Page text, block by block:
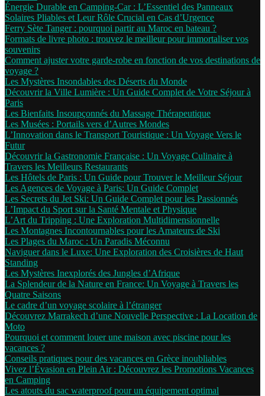
Énergie Durable en Camping-Car : L’Essentiel des Panneaux
Solaires Pliables et Leur Rôle Crucial en Cas d’Urgence
Ferry Sète Tanger : pourquoi partir au Maroc en bateau ?
Formats de livre photo : trouvez le meilleur pour immortaliser vos
souvenirs
Comment ajuster votre garde-robe en fonction de vos destinations de
voyage ?
Les Mystères Insondables des Déserts du Monde
Découvrir la Ville Lumière : Un Guide Complet de Votre Séjour à
Paris
Les Bienfaits Insoupçonnés du Massage Thérapeutique
Les Musées : Portails vers d’Autres Mondes
L’Innovation dans le Transport Touristique : Un Voyage Vers le
Futur
Découvrir la Gastronomie Française : Un Voyage Culinaire à
Travers les Meilleurs Restaurants
Les Hôtels de Paris : Un Guide pour Trouver le Meilleur Séjour
Les Agences de Voyage à Paris: Un Guide Complet
Les Secrets du Jet Ski: Un Guide Complet pour les Passionnés
L’Impact du Sport sur la Santé Mentale et Physique
L’Art du Tripping : Une Exploration Multidimensionnelle
Les Montagnes Incontournables pour les Amateurs de Ski
Les Plages du Maroc : Un Paradis Méconnu
Naviguer dans le Luxe: Une Exploration des Croisières de Haut
Standing
Les Mystères Inexplorés des Jungles d’Afrique
La Splendeur de la Nature en France: Un Voyage à Travers les
Quatre Saisons
Le cadre d’un voyage scolaire à l’étranger
Découvrez Marrakech d’une Nouvelle Perspective : La Location de
Moto
Pourquoi et comment louer une maison avec piscine pour les
vacances ?
Conseils pratiques pour des vacances en Grèce inoubliables
Vivez l’Évasion en Plein Air : Découvrez les Promotions Vacances
en Camping
Les atouts du sac waterproof pour un équipement optimal